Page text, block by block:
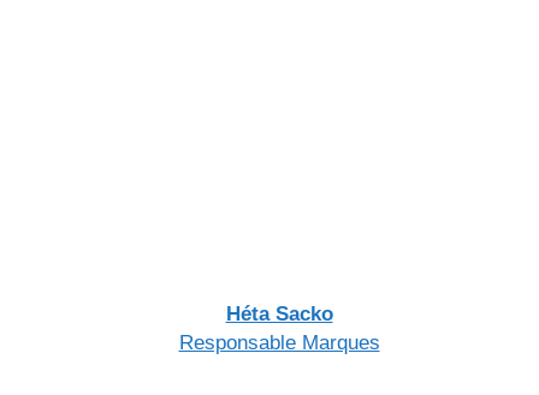
Héta Sacko
Responsable Marques